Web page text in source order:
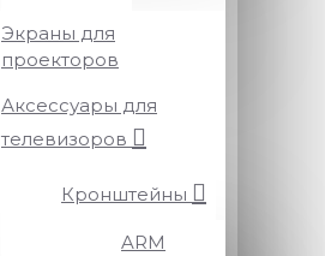
Экраны для
проекторов
Аксессуары для
телевизоров
Кронштейны
ARM